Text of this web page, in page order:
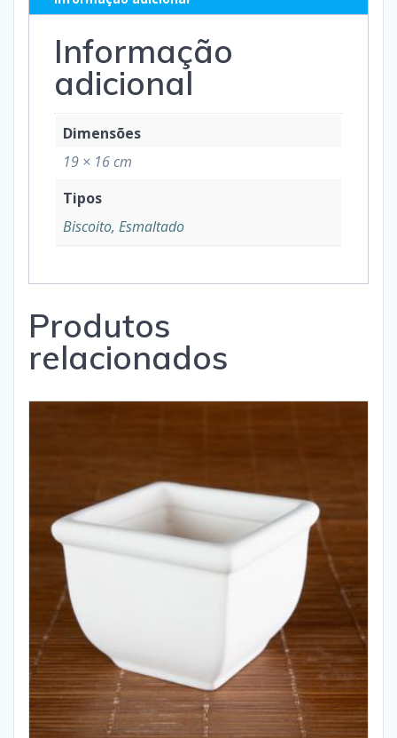
Informação
adicional
Dimensões
19 × 16 cm
Tipos
Biscoito, Esmaltado
Produtos
relacionados